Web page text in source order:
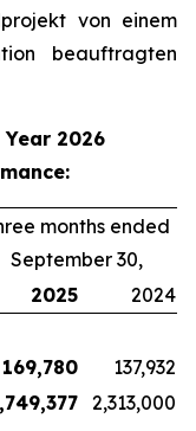
von einem
beauftragten
2026
months ended
September 30,
2025
2024
169,780
137,932
2,313,000